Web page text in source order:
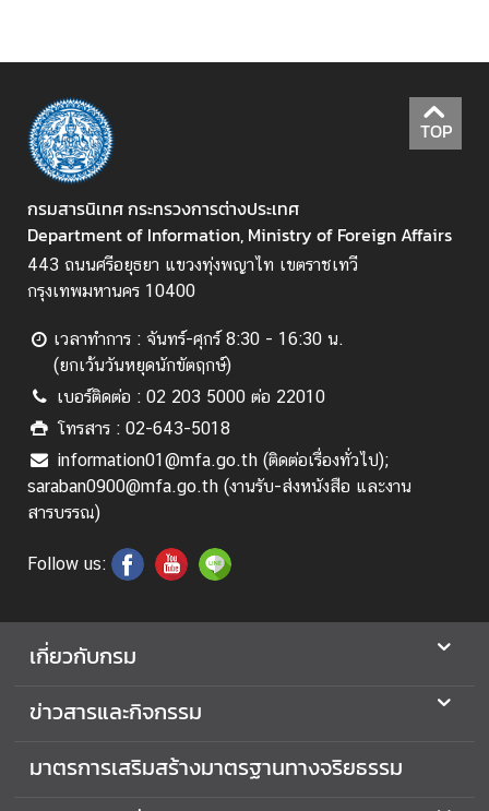
ล
กิ
จ
ก
ร
ร
ม
อ
ป
ร
ช
า
สั
ม
น
ป
ะ
า
TOP
กรมสารนิเทศ กระทรวงการต่างประเทศ
Department of Information, Ministry of Foreign Affairs
443 ถนนศรีอยุธยา แขวงทุ่งพญาไท เขตราชเทวี
กรุงเทพมหานคร 10400
เวลาทำการ : จันทร์-ศุกร์ 8:30 - 16:30 น.
(ยกเว้นวันหยุดนักขัตฤกษ์)
เบอร์ติดต่อ : 02 203 5000 ต่อ 22010
โทรสาร : 02-643-5018
information01@mfa.go.th (ติดต่อเรื่องทั่วไป);
saraban0900@mfa.go.th (งานรับ-ส่งหนังสือ และงาน
สารบรรณ)
Follow us:
เกี่ยวกับกรม
ข่าวสารและกิจกรรม
มาตรการเสริมสร้างมาตรฐานทางจริยธรรม